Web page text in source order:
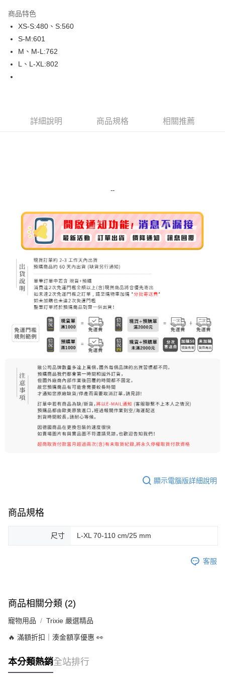
Apple Pay
街口支付
悠遊付
Google Pay
運送方式
每筆NT$80，滿NT$999(含以上)免運費
7-11純取貨 (先付款
每筆NT$80，滿NT$999(含以上)免運費
宅配
每筆NT$100，滿NT$999(含以上)免運費
離島宅配（澎湖、金門、馬祖、小琉球）
付款後門市自取
商品特色
XS-S:480、S:560
S-M:601
M、M-L:762
L、L-XL:802
詳細說明 商品規格 相關推薦
--
顯示電腦版詳細說明
商品規格
尺寸 L-XL 70-110 cm/25 mm
客服
商品相關分類 (2)
寵物用品 Trixie 嚴選精品
🔥 滿額折扣｜湊金額享優惠 👀
本分類熱銷全站排行